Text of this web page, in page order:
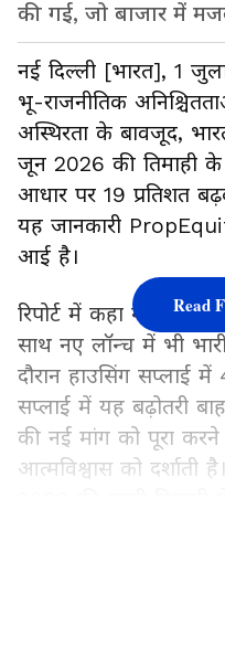
की गई, जो बाजार में
नई दिल्ली [भारत], 1
भू-राजनीतिक
अस्थिरता के बावजूद,
जून 2026 की तिमाही के
आधार पर 19 प्रतिशत
यह जानकारी
आई है।
रिपोर्ट में कहा गया है
साथ नए लॉन्च में भी
दौरान हाउसिंग सप्लाई में
सप्लाई में यह बढ़ोतरी
की नई मांग को पूरा
आत्मविश्वास को दर्शाती
Read